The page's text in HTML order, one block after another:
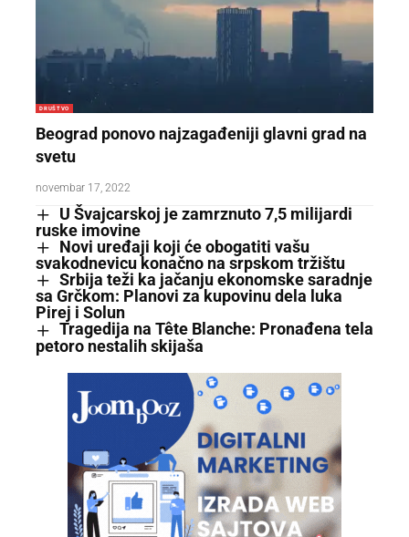
DRUŠTVO
Beograd ponovo najzagađeniji glavni grad na
svetu
novembar 17, 2022
U Švajcarskoj je zamrznuto 7,5 milijardi
ruske imovine
Novi uređaji koji će obogatiti vašu
svakodnevicu konačno na srpskom tržištu
Srbija teži ka jačanju ekonomske saradnje
sa Grčkom: Planovi za kupovinu dela luka
Pirej i Solun
Tragedija na Tête Blanche: Pronađena tela
petoro nestalih skijaša